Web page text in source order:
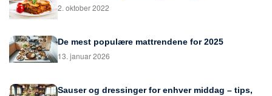
2. oktober 2022
De mest populære mattrendene for 2025
13. januar 2026
Sauser og dressinger for enhver middag – tips,